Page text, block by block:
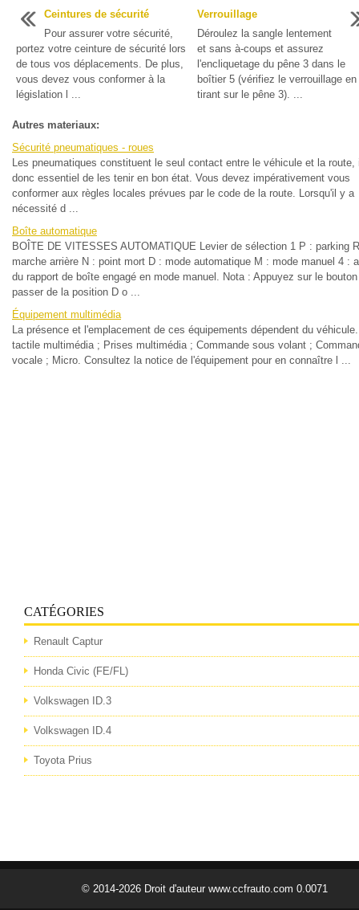
Ceintures de sécurité
Pour assurer votre sécurité,
portez votre ceinture de sécurité lors
de tous vos déplacements. De plus,
vous devez vous conformer à la
législation l ...
Verrouillage
Déroulez la sangle lentement
et sans à-coups et assurez
l'encliquetage du pêne 3 dans le
boîtier 5 (vérifiez le verrouillage en
tirant sur le pêne 3). ...
Autres materiaux:
Sécurité pneumatiques - roues
Les pneumatiques constituent le seul contact entre le véhicule et la route,
donc essentiel de les tenir en bon état. Vous devez impérativement vous
conformer aux règles locales prévues par le code de la route. Lorsqu'il y a
nécessité d ...
Boîte automatique
BOÎTE DE VITESSES AUTOMATIQUE Levier de sélection 1 P : parking
marche arrière N : point mort D : mode automatique M : mode manuel 4 :
du rapport de boîte engagé en mode manuel. Nota : Appuyez sur le
passer de la position D o ...
Équipement multimédia
La présence et l'emplacement de ces équipements dépendent du
tactile multimédia ; Prises multimédia ; Commande sous volant ;
vocale ; Micro. Consultez la notice de l'équipement pour en connaître l ...
CATÉGORIES
Renault Captur
Honda Civic (FE/FL)
Volkswagen ID.3
Volkswagen ID.4
Toyota Prius
© 2014-2026 Droit d'auteur www.ccfrauto.com 0.0071